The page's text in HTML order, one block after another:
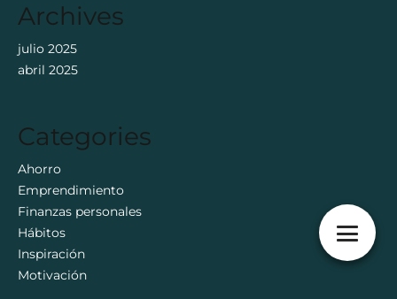
Archives
julio 2025
abril 2025
Categories
Ahorro
Emprendimiento
Finanzas personales
Hábitos
Inspiración
Motivación